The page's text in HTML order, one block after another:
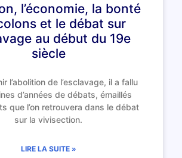
l’économie, la bonté
et le débat sur
au début du 19e
siècle
l’abolition de l’esclavage, il a fallu
d’années de débats, émaillés
que l’on retrouvera dans le débat
sur la vivisection.
LIRE LA SUITE »